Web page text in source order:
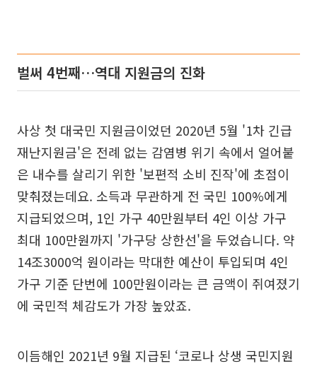
벌써 4번째…역대 지원금의 진화
사상 첫 대국민 지원금이었던 2020년 5월 '1차 긴급
재난지원금'은 전례 없는 감염병 위기 속에서 얼어붙
은 내수를 살리기 위한 '보편적 소비 진작'에 초점이
맞춰졌는데요. 소득과 무관하게 전 국민 100%에게
지급되었으며, 1인 가구 40만원부터 4인 이상 가구
최대 100만원까지 '가구당 상한선'을 두었습니다. 약
14조3000억 원이라는 막대한 예산이 투입되며 4인
가구 기준 단번에 100만원이라는 큰 금액이 쥐여졌기
에 국민적 체감도가 가장 높았죠.
이듬해인 2021년 9월 지급된 ‘코로나 상생 국민지원